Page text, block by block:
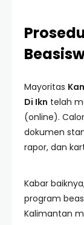
Mayoritas
Di Ikn telah
(online).
dokumen
rapor, dan
Kabar
program
Kalimantan